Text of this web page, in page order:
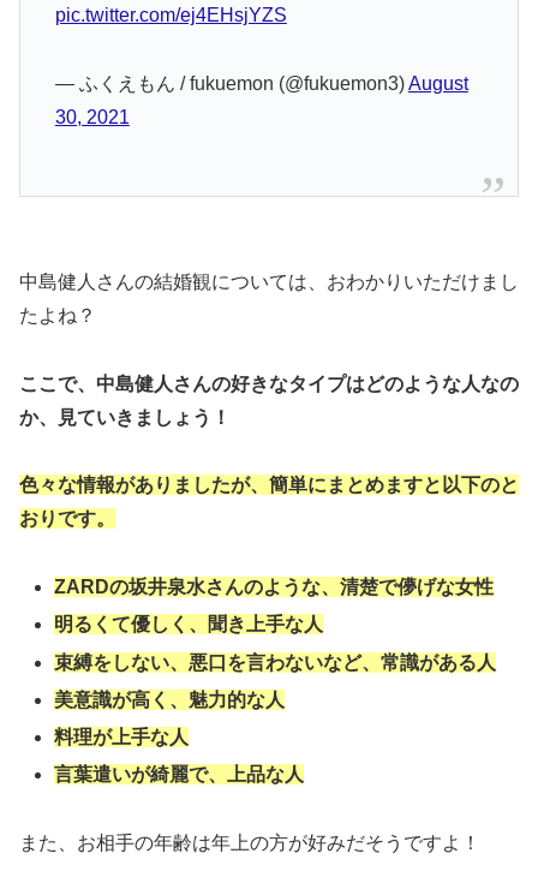
pic.twitter.com/ej4EHsjYZS
— ふくえもん / fukuemon (@fukuemon3)August
30, 2021
中島健人さんの結婚観については、おわかりいただけまし
たよね？
ここで、中島健人さんの好きなタイプはどのような人なの
か、見ていきましょう！
色々な情報がありましたが、簡単にまとめますと以下のと
おりです。
ZARDの坂井泉水さんのような、清楚で儚げな女性
明るくて優しく、聞き上手な人
束縛をしない、悪口を言わないなど、常識がある人
美意識が高く、魅力的な人
料理が上手な人
言葉遣いが綺麗で、上品な人
また、お相手の年齢は年上の方が好みだそうですよ！